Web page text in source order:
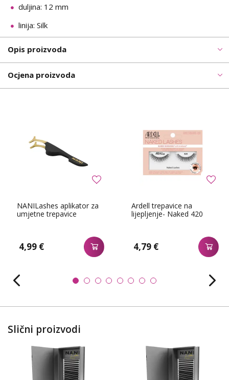
duljina: 12 mm
linija: Silk
Opis proizvoda
Ocjena proizvoda
NANILashes aplikator za
umjetne trepavice
4,99 €
Ardell trepavice na
lijepljenje- Naked 420
4,79 €
Slični proizvodi